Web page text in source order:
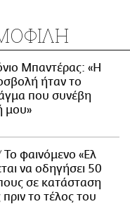
Μπαντέρας: «Η
ήταν το
που συνέβη
μου»
Το φαινόμενο «Ελ
να οδηγήσει 50
σε κατάσταση
πριν το τέλος του